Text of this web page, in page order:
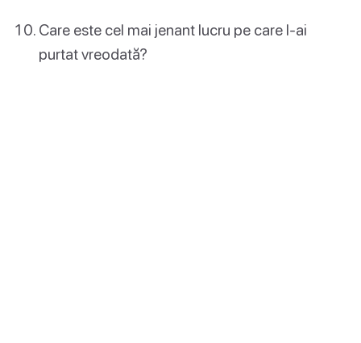
Care este cel mai jenant lucru pe care l-ai
purtat vreodată?